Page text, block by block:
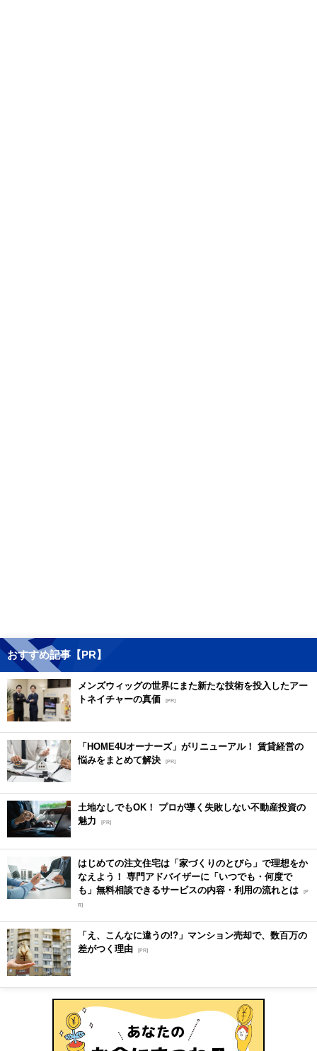
おすすめ記事【PR】
メンズウィッグの世界にまた新たな技術を投入したアー
トネイチャーの真価 [PR]
「HOME4Uオーナーズ」がリニューアル！ 賃貸経営の
悩みをまとめて解決 [PR]
土地なしでもOK！ プロが導く失敗しない不動産投資の
魅力
[PR]
はじめての注文住宅は「家づくりのとびら」で理想をか
なえよう！ 専門アドバイザーに「いつでも・何度で
も」無料相談できるサービスの内容・利用の流れとは [P
R]
「え、こんなに違うの!?」マンション売却で、数百万の
差がつく理由 [PR]